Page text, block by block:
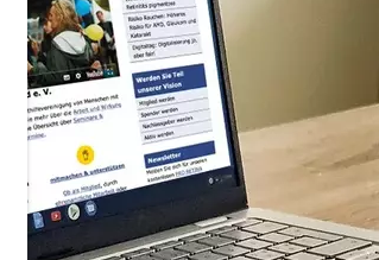
Formaten an
dieses bestellen bzw. herunterladen